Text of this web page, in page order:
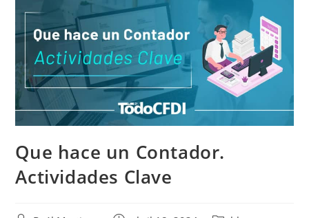
Que hace un Contador.
Actividades Clave